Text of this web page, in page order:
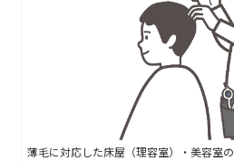
薄毛に対応した床屋（理容室）・美容室